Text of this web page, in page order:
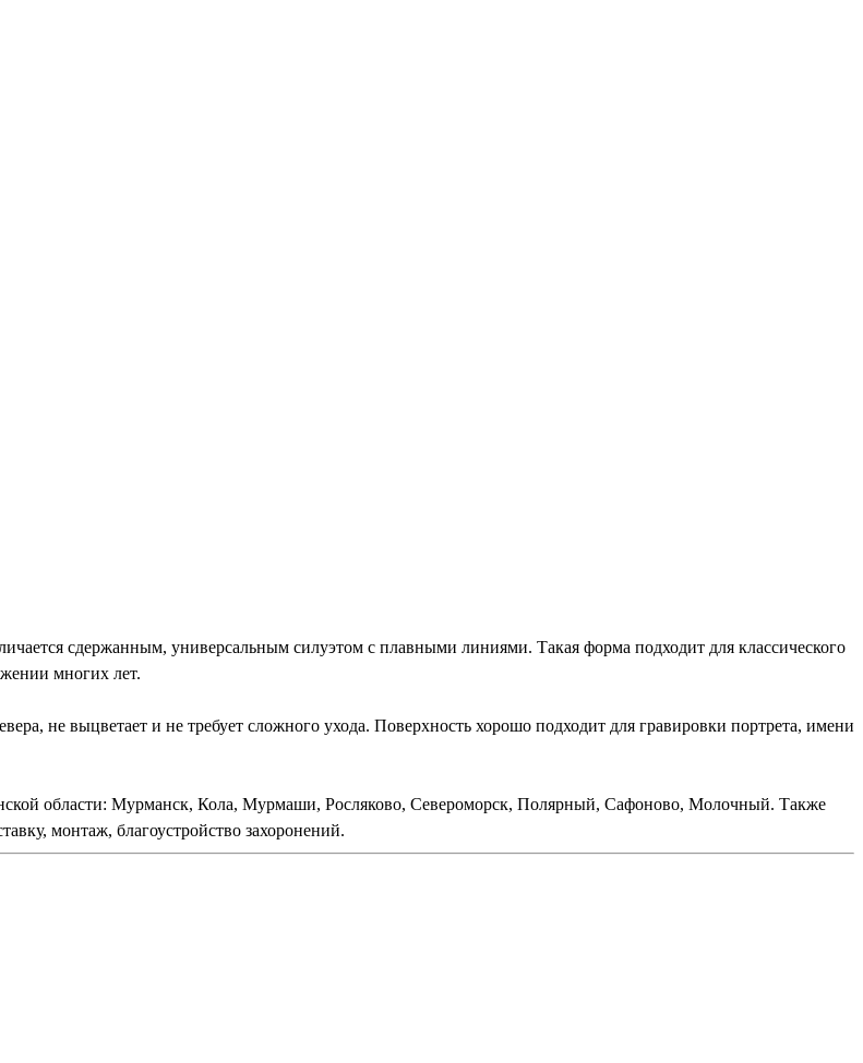
сдержанным, универсальным силуэтом с плавными линиями. Такая форма подходит для классического
многих лет.
не выцветает и не требует сложного ухода. Поверхность хорошо подходит для гравировки портрета, имени
области: Мурманск, Кола, Мурмаши, Росляково, Североморск, Полярный, Сафоново, Молочный. Также
монтаж, благоустройство захоронений.